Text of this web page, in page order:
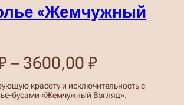
«Жемчужный
– 3600,00₽Д
и
а
красоту и исключительность с
бусами «Жемчужный Взгляд».